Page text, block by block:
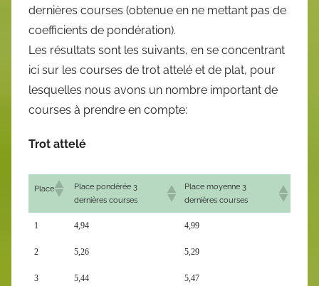
dernières courses (obtenue en ne mettant pas de
coefficients de pondération).
Les résultats sont les suivants, en se concentrant
ici sur les courses de trot attelé et de plat, pour
lesquelles nous avons un nombre important de
courses à prendre en compte:
Trot attelé
Place
Place pondérée 3
dernières courses
Place moyenne 3
dernières courses
1 4,94 4,99
2 5,26 5,29
3 5,44 5,47